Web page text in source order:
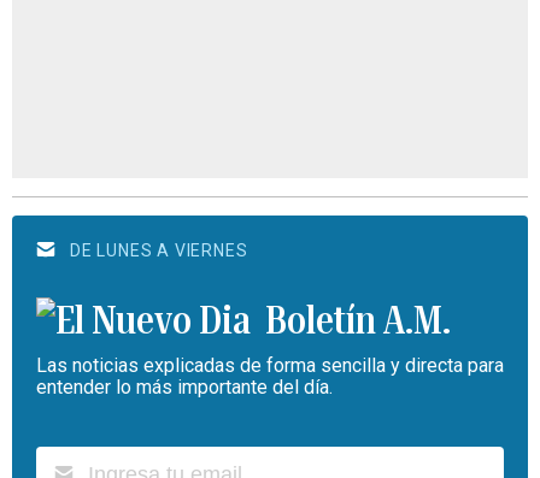
DE LUNES A VIERNES
Boletín A.M.
Las noticias explicadas de forma sencilla y directa para
entender lo más importante del día.